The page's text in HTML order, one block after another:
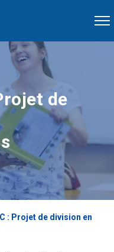
de
: Projet de division en